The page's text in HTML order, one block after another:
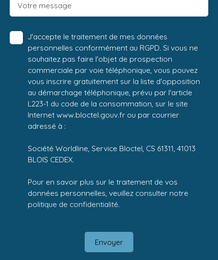
Votre message
J'accepte le traitement de mes données
personnelles conformément au RGPD. Si vous ne
souhaitez pas faire l'objet de prospection
commerciale par voie téléphonique, vous pouvez
vous inscrire gratuitement sur la liste d'opposition
au démarchage téléphonique, prévu par l'article
L223-1 du code de la consommation, sur le site
Internet www.bloctel.gouv.fr ou par courrier
adressé à :
Société Worldline, Service Bloctel, CS 61311, 41013
BLOIS CEDEX.
Pour en savoir plus sur le traitement de vos
données personnelles, veuillez consulter notre
politique de confidentialité.
Envoyer